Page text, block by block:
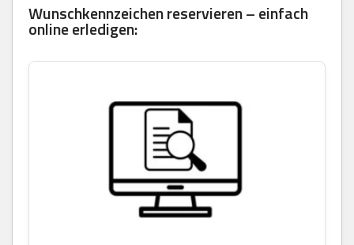
Wunschkennzeichen reservieren – einfach
online erledigen: